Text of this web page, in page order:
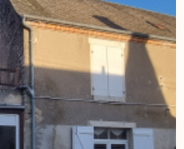
NOS
CONTACT
BIEN